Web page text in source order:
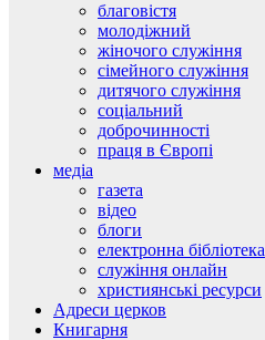
благовістя
молодіжний
жіночого служіння
сімейного служіння
дитячого служіння
соціальний
доброчинності
праця в Європі
медіа
газета
відео
блоги
електронна бібліотека
служіння онлайн
християнські ресурси
Адреси церков
Книгарня